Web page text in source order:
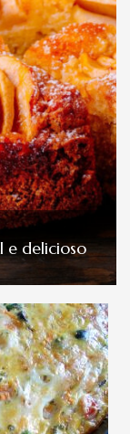
e delicioso